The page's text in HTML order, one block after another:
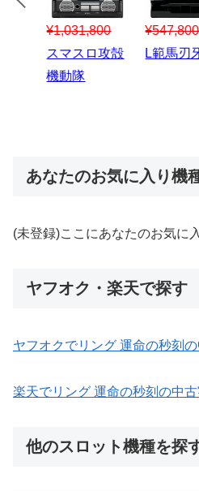
¥547,800
スマスロハナ
ビ
¥150,000
スマス
あなたのお気に入り機
(未登録)ここにあなたのお気に
ヤフオク・楽天で探す
ヤフオクでリング 運命の秒刻
楽天でリング 運命の秒刻の中
他のスロット機種を探